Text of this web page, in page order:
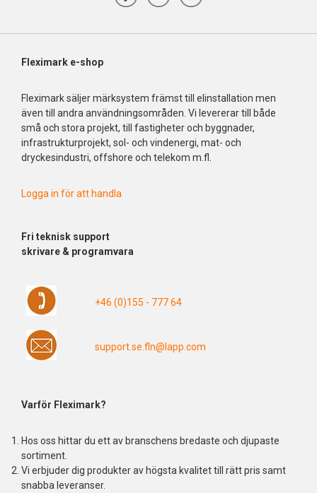
Fleximark e-shop
Fleximark säljer märksystem främst till elinstallation men
även till andra användningsområden. Vi levererar till både
små och stora projekt, till fastigheter och byggnader,
infrastrukturprojekt, sol- och vindenergi, mat- och
dryckesindustri, offshore och telekom m.fl.
Logga in för att handla
Fri teknisk support
skrivare & programvara
+46 (0)155 - 777 64
support.se.fln@lapp.com
Varför Fleximark?
Hos oss hittar du ett av branschens bredaste och djupaste
sortiment.
Vi erbjuder dig produkter av högsta kvalitet till rätt pris samt
snabba leveranser.